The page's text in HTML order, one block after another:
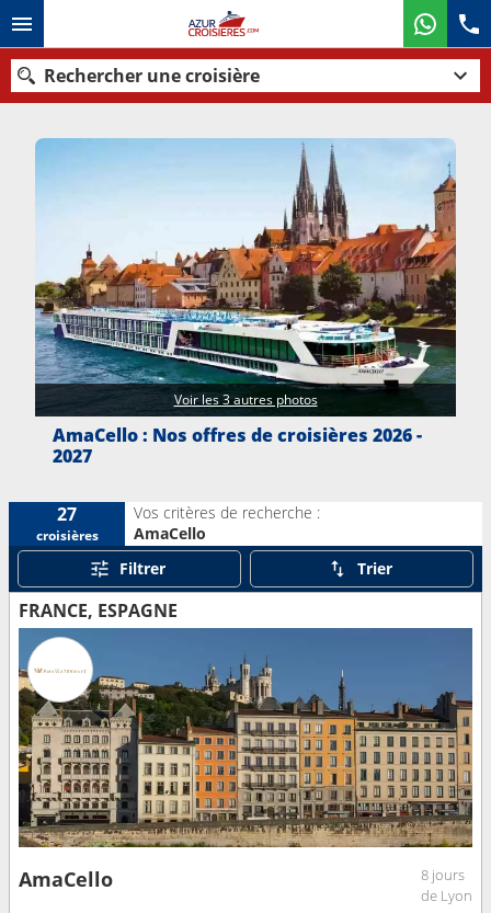
Rechercher une croisière
Mois de départ
Ports Compagnies
Rechercher
AmaCello : Nos offres de croisières 2026 -
2027
Voir les 3 autres photos
27
croisières
Vos critères de recherche :
AmaCello
Filtrer
Trier
FRANCE, ESPAGNE
AmaCello
8 jours
de Lyon